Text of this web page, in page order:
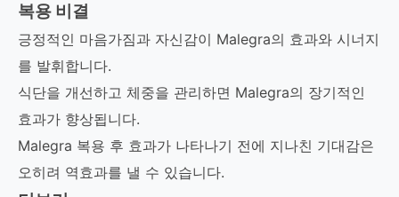
복용 비결
긍정적인 마음가짐과 자신감이 Malegra의 효과와 시너지
를 발휘합니다.
식단을 개선하고 체중을 관리하면 Malegra의 장기적인
효과가 향상됩니다.
Malegra 복용 후 효과가 나타나기 전에 지나친 기대감은
오히려 역효과를 낼 수 있습니다.